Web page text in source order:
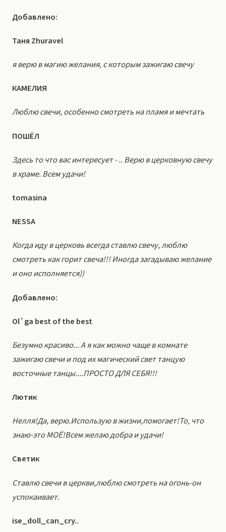
Добавлено:
Таня Zhuravel
я верю в магию желания, с которым зажигаю свечу
КАМЕЛИЯ
Люблю свечи, особенно смотреть на пламя и мечтать
ПОШЁЛ
Здесь то что вас интересует - .. Верю в церковную свечу
в храме. Всем удачи!
tomasina
NESSA
Когда иду в церковь всегда ставлю свечу, люблю
смотреть как горит свеча!!! Иногда загадываю желание
и оно исполняется))
Добавлено:
Ol`ga best of the best
Безумно красиво... А я как можно чаще в комнате
зажигаю свечи и под их магический свет танцую
восточные танцы....ПРОСТО ДЛЯ СЕБЯ!!!
Лютик
Нелля!Да, верю.Использую в жизни,помогает!То, что
знаю-это МОЁ!Всем желаю добра и удачи!
Светик
Ставлю свечи в церкви,люблю смотреть на огонь-он
успокаивает.
ise_doll_can_cry..